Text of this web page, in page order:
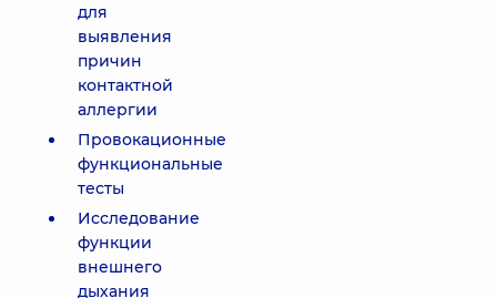
для
выявления
причин
контактной
аллергии
Провокационные
функциональные
тесты
Исследование
функции
внешнего
дыхания